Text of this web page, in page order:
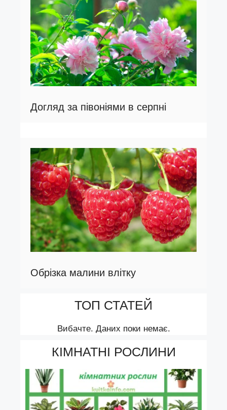
Догляд за півоніями в серпні
Обрізка малини влітку
ТОП СТАТЕЙ
Вибачте. Даних поки немає.
КІМНАТНІ РОСЛИНИ